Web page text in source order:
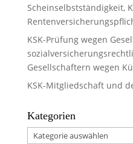
Scheinselbstständigkeit,
KSK-Prüfung wegen
Gesellschaftern wegen
KSK-Mitgliedschaft und
Kategorien
Kategorien